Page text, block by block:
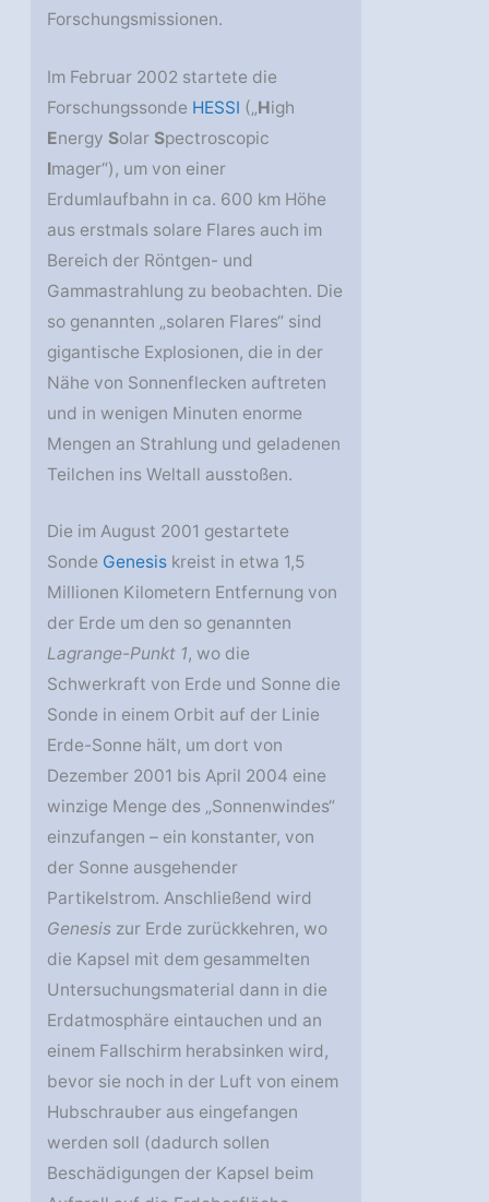
Forschungsmissionen.
Im Februar 2002 startete die
Forschungssonde HESSI („High
Energy Solar Spectroscopic
Imager“), um von einer
Erdumlaufbahn in ca. 600 km Höhe
aus erstmals solare Flares auch im
Bereich der Röntgen- und
Gammastrahlung zu beobachten. Die
so genannten „solaren Flares“ sind
gigantische Explosionen, die in der
Nähe von Sonnenflecken auftreten
und in wenigen Minuten enorme
Mengen an Strahlung und geladenen
Teilchen ins Weltall ausstoßen.
Die im August 2001 gestartete
Sonde Genesis kreist in etwa 1,5
Millionen Kilometern Entfernung von
der Erde um den so genannten
Lagrange-Punkt 1, wo die
Schwerkraft von Erde und Sonne die
Sonde in einem Orbit auf der Linie
Erde-Sonne hält, um dort von
Dezember 2001 bis April 2004 eine
winzige Menge des „Sonnenwindes“
einzufangen – ein konstanter, von
der Sonne ausgehender
Partikelstrom. Anschließend wird
Genesis zur Erde zurückkehren, wo
die Kapsel mit dem gesammelten
Untersuchungsmaterial dann in die
Erdatmosphäre eintauchen und an
einem Fallschirm herabsinken wird,
bevor sie noch in der Luft von einem
Hubschrauber aus eingefangen
werden soll (dadurch sollen
Beschädigungen der Kapsel beim